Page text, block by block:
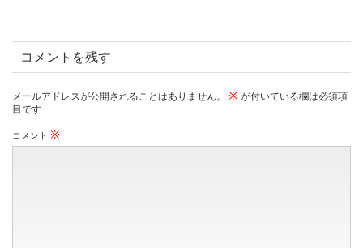
コメントを残す
メールアドレスが公開されることはありません。 ※ が付いている欄は必須項
目です
コメント ※